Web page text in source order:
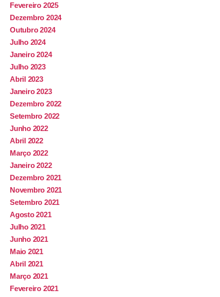
Fevereiro 2025
Dezembro 2024
Outubro 2024
Julho 2024
Janeiro 2024
Julho 2023
Abril 2023
Janeiro 2023
Dezembro 2022
Setembro 2022
Junho 2022
Abril 2022
Março 2022
Janeiro 2022
Dezembro 2021
Novembro 2021
Setembro 2021
Agosto 2021
Julho 2021
Junho 2021
Maio 2021
Abril 2021
Março 2021
Fevereiro 2021